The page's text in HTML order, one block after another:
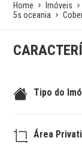
Home Imóveis
5s oceania
Tipo do
Área